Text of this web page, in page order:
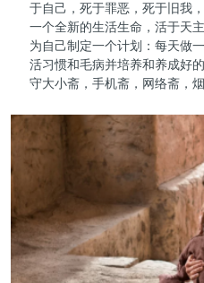
于自己，死于罪恶，死于旧我
一个全新的生活生命，活于天
为自己制定一个计划：每天做
活习惯和毛病并培养和养成好
守大小斋，手机斋，网络斋，